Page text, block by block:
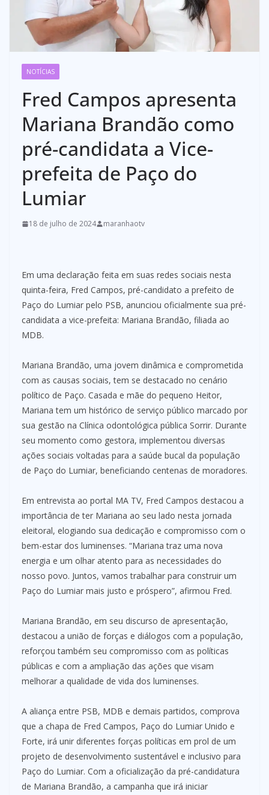
NOTÍCIAS
Fred Campos apresenta
Mariana Brandão como
pré-candidata a Vice-
prefeita de Paço do
Lumiar
18 de julho de 2024 maranhaotv
Em uma declaração feita em suas redes sociais nesta
quinta-feira, Fred Campos, pré-candidato a prefeito de
Paço do Lumiar pelo PSB, anunciou oficialmente sua pré-
candidata a vice-prefeita: Mariana Brandão, filiada ao
MDB.
Mariana Brandão, uma jovem dinâmica e comprometida
com as causas sociais, tem se destacado no cenário
político de Paço. Casada e mãe do pequeno Heitor,
Mariana tem um histórico de serviço público marcado por
sua gestão na Clínica odontológica pública Sorrir. Durante
seu momento como gestora, implementou diversas
ações sociais voltadas para a saúde bucal da população
de Paço do Lumiar, beneficiando centenas de moradores.
Em entrevista ao portal MA TV, Fred Campos destacou a
importância de ter Mariana ao seu lado nesta jornada
eleitoral, elogiando sua dedicação e compromisso com o
bem-estar dos luminenses. “Mariana traz uma nova
energia e um olhar atento para as necessidades do
nosso povo. Juntos, vamos trabalhar para construir um
Paço do Lumiar mais justo e próspero”, afirmou Fred.
Mariana Brandão, em seu discurso de apresentação,
destacou a união de forças e diálogos com a população,
reforçou também seu compromisso com as políticas
públicas e com a ampliação das ações que visam
melhorar a qualidade de vida dos luminenses.
A aliança entre PSB, MDB e demais partidos, comprova
que a chapa de Fred Campos, Paço do Lumiar Unido e
Forte, irá unir diferentes forças políticas em prol de um
projeto de desenvolvimento sustentável e inclusivo para
Paço do Lumiar. Com a oficialização da pré-candidatura
de Mariana Brandão, a campanha que irá iniciar